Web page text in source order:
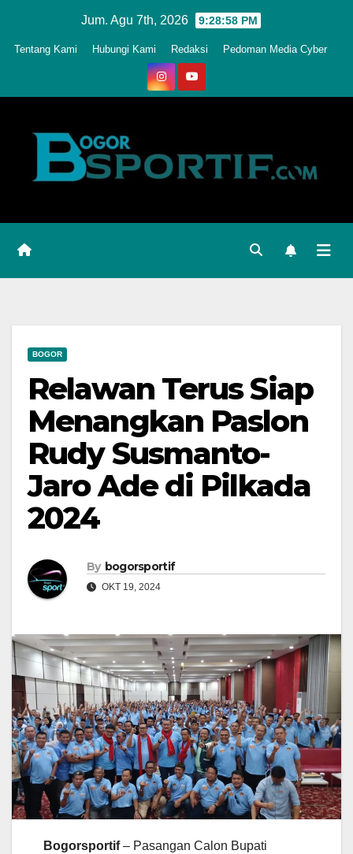
Jum. Agu 7th, 2026 9:29:01 PM
Tentang Kami Hubungi Kami Redaksi Pedoman Media Cyber
BOGOR
Relawan Terus Siap
Menangkan Paslon
Rudy Susmanto-
Jaro Ade di Pilkada
2024
By bogorsportif
OKT 19, 2024
Bogorsportif– Pasangan Calon Bupati